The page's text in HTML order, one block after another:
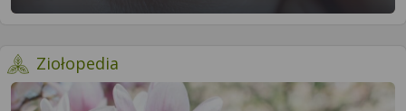
Ziołopedia